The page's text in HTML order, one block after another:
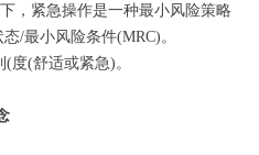
，紧急操作是一种最小风险策略
/最小风险条件(MRC)。
(度(舒适或紧急)。